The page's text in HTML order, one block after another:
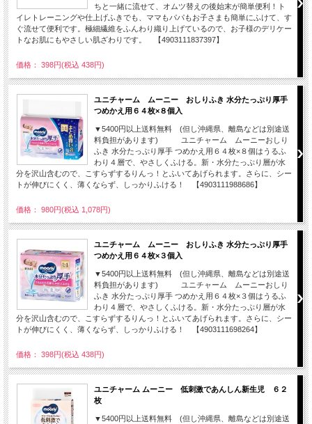
ちと一緒に流せて、オムツ替えの後始末が簡単便利！ト
イレトレーニングや仕上げふきでも、ママもパパもお子さまも簡単にふけて、す
ぐ流せて便利です。極細繊維をふんわり織り上げているので、お子様のデリケー
トなお肌にもやさしい肌ざわりです。 【4903111837397】
価格： 398円(税込 438円)
ユニチャーム ムーニー おしりふき 水分たっぷり厚手
つめかえ用６４枚×８個入
▼5400円以上送料無料 (但し沖縄県、離島などは別途送
料負担があります) ユニチャーム ムーニーおしり
ふき 水分たっぷり厚手 つめかえ用６４枚×８個はうるふ
わり４層で、やさしくふける。新・水分たっぷり層が水
分を沢山含むので、こすらずするりんっ！とふいてあげられます。さらに、シー
トが伸びにくく、薄くならず、しっかりふける！ 【4903111988686】
価格： 980円(税込 1,078円)
ユニチャーム ムーニー おしりふき 水分たっぷり厚手
つめかえ用６４枚×３個入
▼5400円以上送料無料 (但し沖縄県、離島などは別途送
料負担があります) ユニチャーム ムーニーおしり
ふき 水分たっぷり厚手 つめかえ用６４枚×３個はうるふ
わり４層で、やさしくふける。新・水分たっぷり層が水
分を沢山含むので、こすらずするりんっ！とふいてあげられます。さらに、シー
トが伸びにくく、薄くならず、しっかりふける！ 【4903111698264】
価格： 398円(税込 438円)
ユニチャーム ムーニー 低刺激であんしん新生児 ６２
枚
▼5400円以上送料無料 (但し沖縄県、離島などは別途送